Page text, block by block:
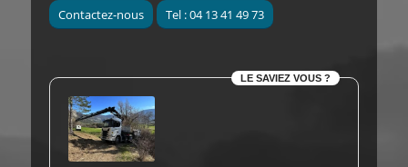
Contactez-nous Tel : 04 13 41 49 73
LE SAVIEZ VOUS ?